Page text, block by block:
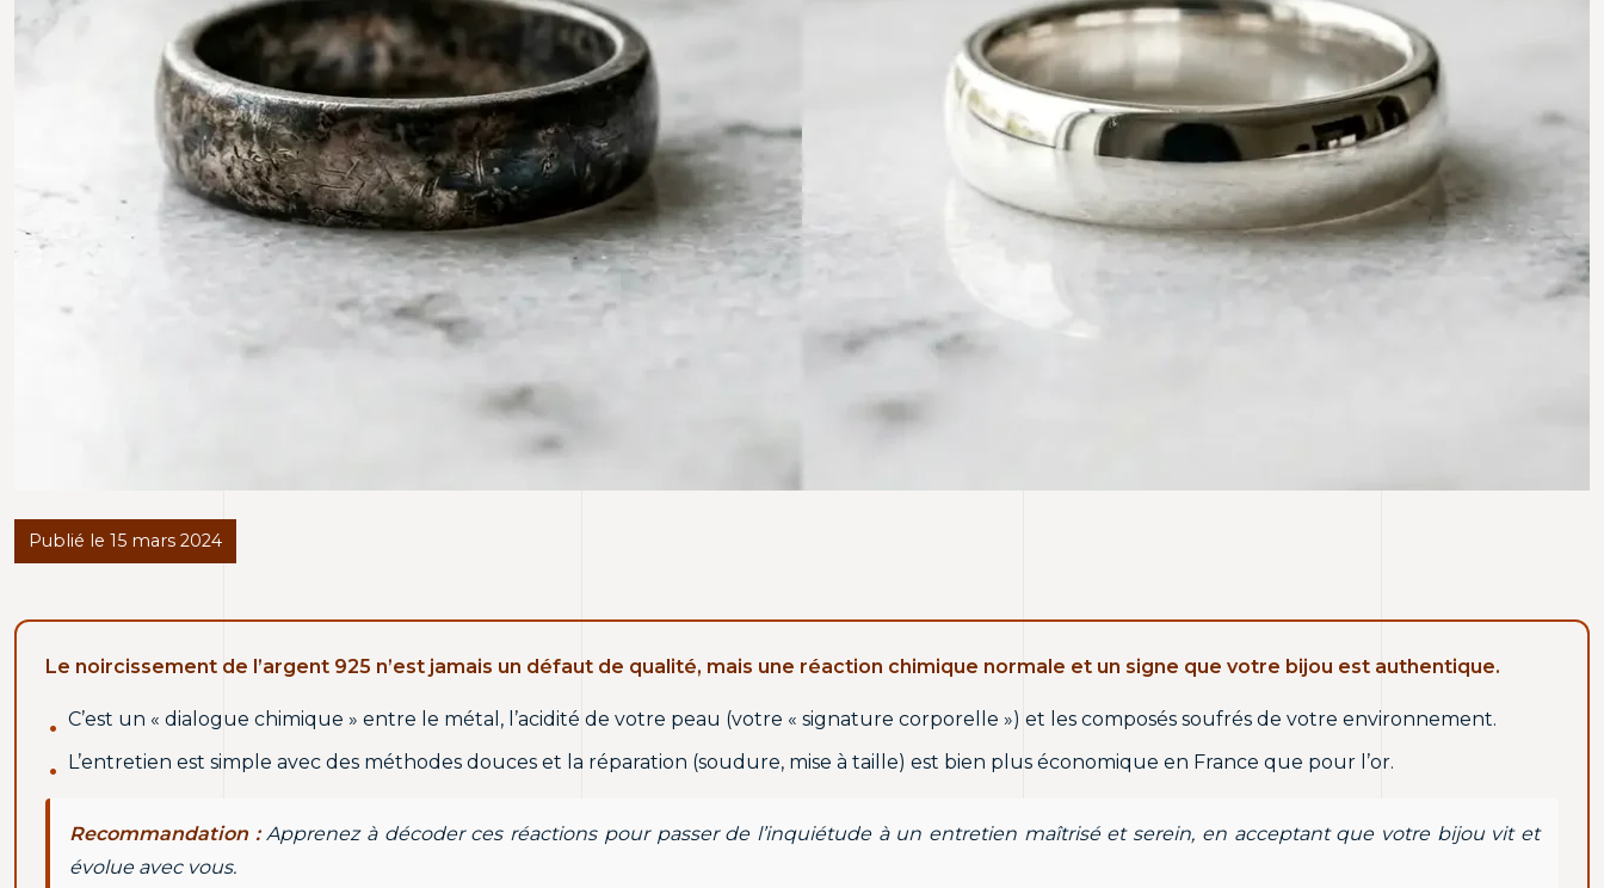
Publié le 15 mars 2024
Le noircissement de l’argent 925 n’est jamais un défaut de qualité, mais une réaction chimique normale et un signe que votre bijou est authentique.
C’est un « dialogue chimique » entre le métal, l’acidité de votre peau (votre « signature corporelle ») et les composés soufrés de votre environnement.
L’entretien est simple avec des méthodes douces et la réparation (soudure, mise à taille) est bien plus économique en France que pour l’or.
Recommandation :Apprenez à décoder ces réactions pour passer de l’inquiétude à un entretien maîtrisé et serein, en acceptant que votre bijou vit et
évolue avec vous.